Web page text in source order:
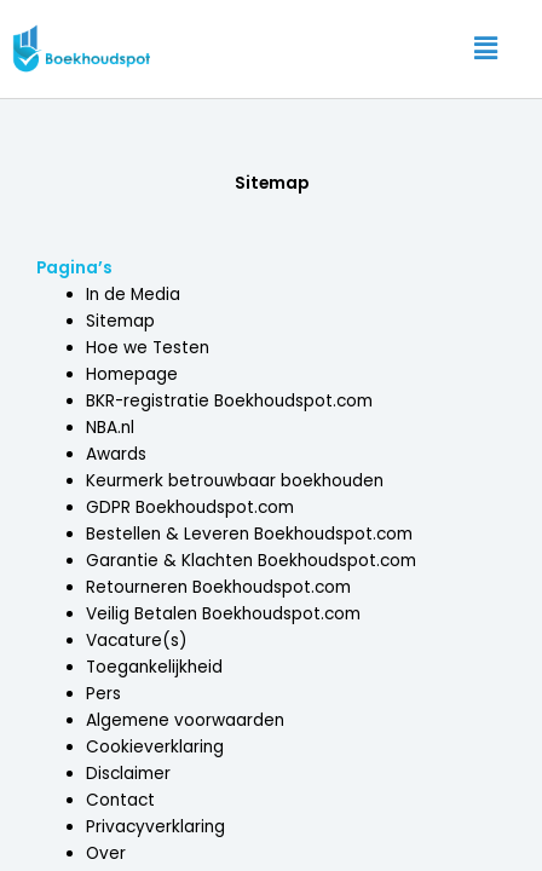
naar
de
Main
Menu
Sitemap
Pagina’s
In de Media
Sitemap
Hoe we Testen
Homepage
BKR-registratie Boekhoudspot.com
NBA.nl
Awards
Keurmerk betrouwbaar boekhouden
GDPR Boekhoudspot.com
Bestellen & Leveren Boekhoudspot.com
Garantie & Klachten Boekhoudspot.com
Retourneren Boekhoudspot.com
Veilig Betalen Boekhoudspot.com
Vacature(s)
Toegankelijkheid
Pers
Algemene voorwaarden
Cookieverklaring
Disclaimer
Contact
Privacyverklaring
Over